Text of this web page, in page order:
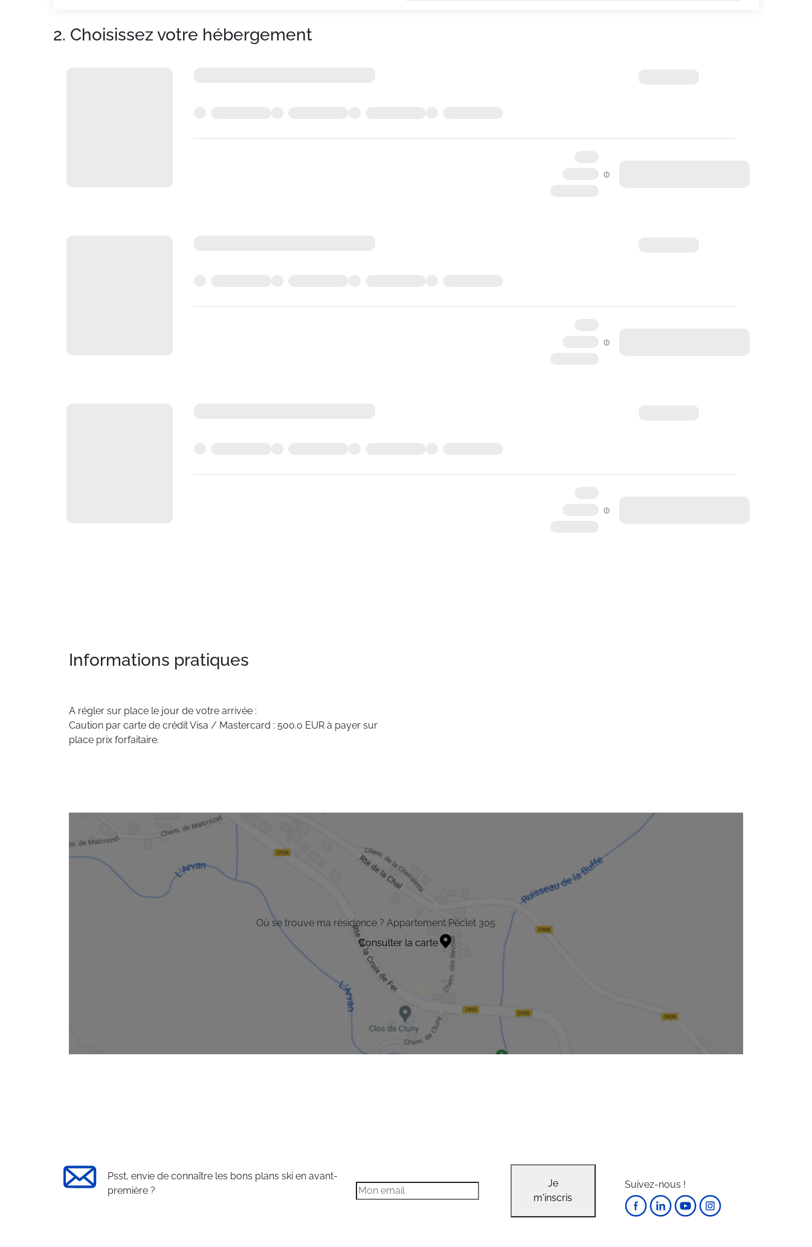
2. Choisissez votre hébergement
Informations pratiques
A régler sur place le jour de votre arrivée :
Caution par carte de crédit Visa / Mastercard : 500.0 EUR à payer sur
place prix forfaitaire.
Où se trouve ma résidence ? Appartement Péclet 305
Consulter la carte
Psst, envie de connaître les bons plans ski en avant-
première ?
Je
m'inscris
Suivez-nous !